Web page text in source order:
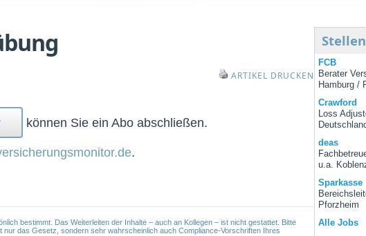
ARTIKEL DRUCKEN
können Sie ein Abo abschließen.
.
bestimmt. Das Weiterleiten der Inhalte – auch an Kollegen – ist nicht gestattet. Bitte
das Gesetz, sondern sehr wahrscheinlich auch Compliance-Vorschriften Ihres
FCB
Berater
Hamburg /
Crawford
Loss
deas
u.a.
Sparkasse
Pforzheim
Alle Jobs